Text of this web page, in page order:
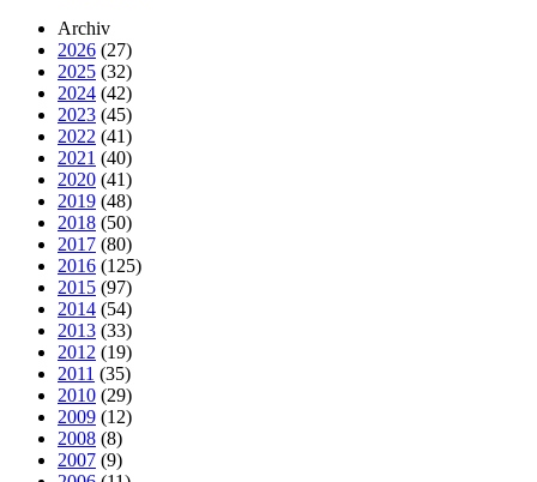
Archiv
2026 (27)
2025 (32)
2024 (42)
2023 (45)
2022 (41)
2021 (40)
2020 (41)
2019 (48)
2018 (50)
2017 (80)
2016 (125)
2015 (97)
2014 (54)
2013 (33)
2012 (19)
2011 (35)
2010 (29)
2009 (12)
2008 (8)
2007 (9)